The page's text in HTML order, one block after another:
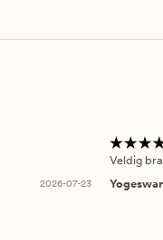
2026-07-23
Veldig